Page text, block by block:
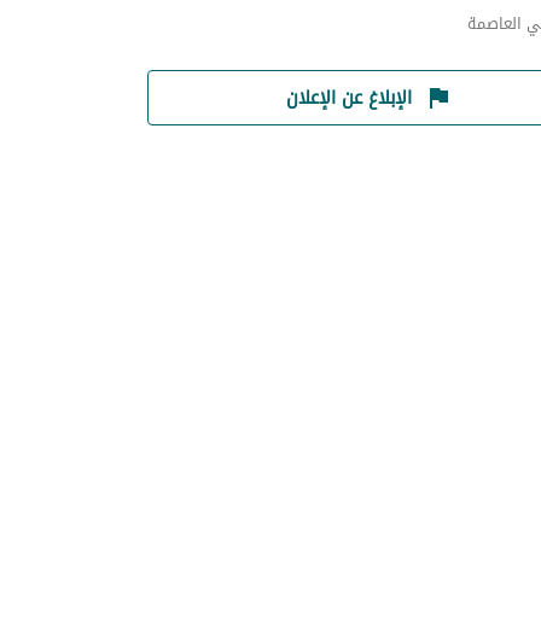
العاصمة
الإبلاغ عن الإعلان